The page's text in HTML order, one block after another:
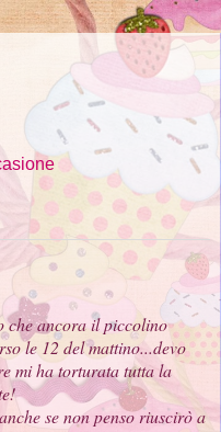
che ancora il piccolino
le 12 del mattino...devo
mi ha torturata tutta la
se non penso riuscirò a